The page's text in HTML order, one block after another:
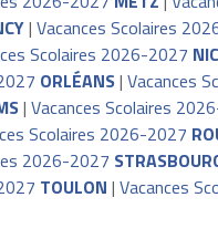
| Vacances Scolaires
Scolaires 2026-2027
ORLÉANS| Vacances
| Vacances Scolaires
Scolaires 2026-2027
2026-2027
TOULON | Vacances